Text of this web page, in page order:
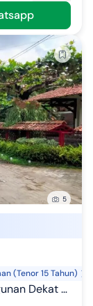
5
(Tenor 15 Tahun)
Kampus Ugm